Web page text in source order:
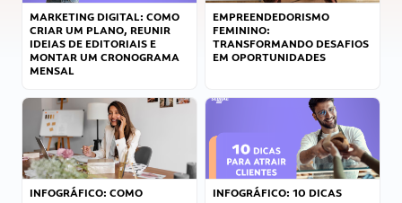
MARKETING DIGITAL: COMO
CRIAR UM PLANO, REUNIR
IDEIAS DE EDITORIAIS E
MONTAR UM CRONOGRAMA
MENSAL
EMPREENDEDORISMO
FEMININO:
TRANSFORMANDO DESAFIOS
EM OPORTUNIDADES
INFOGRÁFICO: COMO
INFOGRÁFICO: 10 DICAS